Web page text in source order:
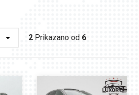
2 Prikazano od 6